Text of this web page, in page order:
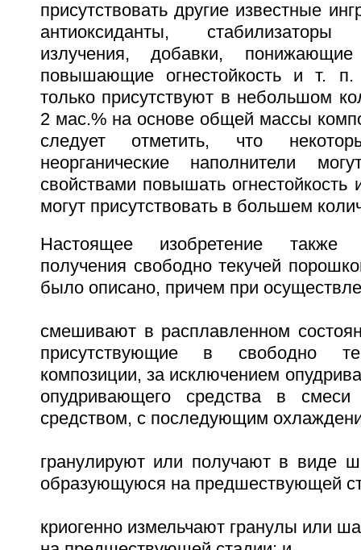
присутствовать другие известные
антиоксиданты, стабилизаторы
излучения, добавки,
повышающие огнестойкость и т. п.
только присутствуют в небольшом
2 мас.% на основе общей массы
следует отметить, что
неорганические наполнители
свойствами повышать огнестойкость
могут присутствовать в большем
Настоящее изобретение также
получения свободно текучей
было описано, причем при
смешивают в расплавленном
присутствующие в свободно
композиции, за исключением
опудривающего средства в
средством, с последующим
гранулируют или получают в виде
образующуюся на предшествующей
криогенно измельчают гранулы или